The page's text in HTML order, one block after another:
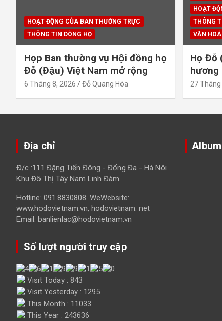
HOẠT ĐỘNG CỦA BAN THƯỜNG TRỰC
THÔNG TIN DÒNG HỌ
Họp Ban thường vụ Hội đồng họ
Đỗ (Đậu) Việt Nam mở rộng
6 Tháng 8, 2026 Đỗ Quang Hòa
HOẠT
THÔNG
VĂN
Họ Đỗ
hương
27
Địa chỉ
Đ/c :111 Đặng Tiến Đông - Đống Đa - Hà Nôi
Khu Đô Thị Tây Nam Linh Đàm
Hotline: 091.8830808. WeWebsite:
www.hodovietnam.vn, hodovietnam. net
Email: banlienlac@hodovietnam.vn
Số lượt người truy cập
Visit Today : 843
Visit Yesterday : 1295
This Month : 11033
This Year : 243636